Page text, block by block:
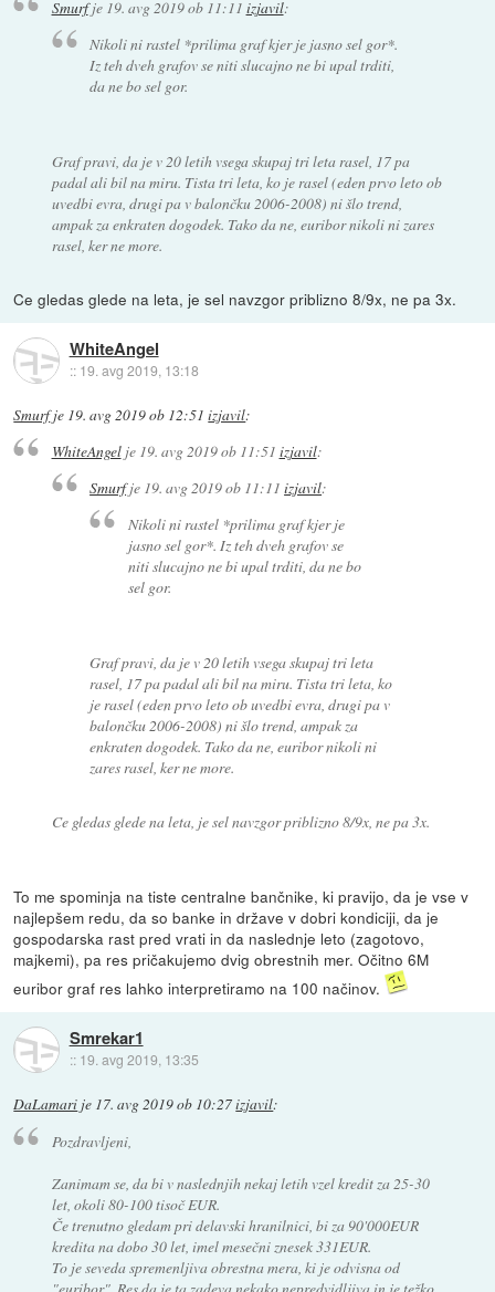
Smurfje 19. avg 2019 ob 11:11 izjavil:
Nikoli ni rastel *prilima graf kjer je jasno sel gor*.
Iz teh dveh grafov se niti slucajno ne bi upal trditi,
da ne bo sel gor.
Graf pravi, da je v 20 letih vsega skupaj tri leta rasel, 17 pa
padal ali bil na miru. Tista tri leta, ko je rasel (eden prvo leto ob
uvedbi evra, drugi pa v balončku 2006-2008) ni šlo trend,
ampak za enkraten dogodek. Tako da ne, euribor nikoli ni zares
rasel, ker ne more.
Ce gledas glede na leta, je sel navzgor priblizno 8/9x, ne pa 3x.
WhiteAngel
:: 19. avg 2019, 13:18
Smurfje 19. avg 2019 ob 12:51 izjavil:
WhiteAngelje 19. avg 2019 ob 11:51 izjavil:
Smurfje 19. avg 2019 ob 11:11 izjavil:
Nikoli ni rastel *prilima graf kjer je
jasno sel gor*. Iz teh dveh grafov se
niti slucajno ne bi upal trditi, da ne bo
sel gor.
Graf pravi, da je v 20 letih vsega skupaj tri leta
rasel, 17 pa padal ali bil na miru. Tista tri leta, ko
je rasel (eden prvo leto ob uvedbi evra, drugi pa v
balončku 2006-2008) ni šlo trend, ampak za
enkraten dogodek. Tako da ne, euribor nikoli ni
zares rasel, ker ne more.
Ce gledas glede na leta, je sel navzgor priblizno 8/9x, ne pa 3x.
To me spominja na tiste centralne bančnike, ki pravijo, da je vse v
najlepšem redu, da so banke in države v dobri kondiciji, da je
gospodarska rast pred vrati in da naslednje leto (zagotovo,
majkemi), pa res pričakujemo dvig obrestnih mer. Očitno 6M
euribor graf res lahko interpretiramo na 100 načinov.
Smrekar1
:: 19. avg 2019, 13:35
DaLamari je 17. avg 2019 ob 10:27izjavil:
Pozdravljeni,
Zanimam se, da bi v naslednjih nekaj letih vzel kredit za 25-30
let, okoli 80-100 tisoč EUR.
Če trenutno gledam pri delavski hranilnici, bi za 90'000EUR
kredita na dobo 30 let, imel mesečni znesek 331EUR.
To je seveda spremenljiva obrestna mera, ki je odvisna od